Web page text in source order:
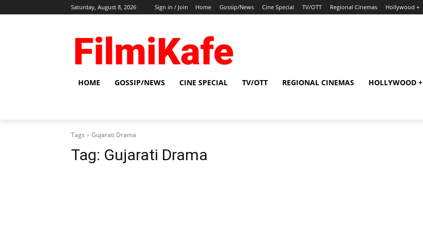
Saturday, August 8, 2026 Sign in / Join Home Gossip/News Cine Special TV/OTT Regional Cinemas Hollywood +
HOME GOSSIP/NEWS CINE SPECIAL TV/OTT REGIONAL CINEMAS HOLLYWOOD +
Tags Gujarati Drama
Tag: Gujarati Drama